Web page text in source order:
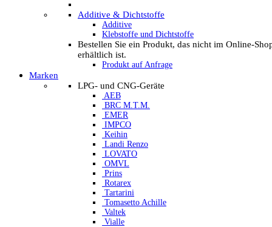
Additive & Dichtstoffe
Additive
Klebstoffe und Dichtstoffe
Bestellen Sie ein Produkt, das nicht im Online-
erhältlich ist.
Produkt auf Anfrage
Marken
LPG- und CNG-Geräte
AEB
BRC M.T.M.
EMER
IMPCO
Keihin
Landi Renzo
LOVATO
OMVL
Prins
Rotarex
Tartarini
Tomasetto Achille
Valtek
Vialle